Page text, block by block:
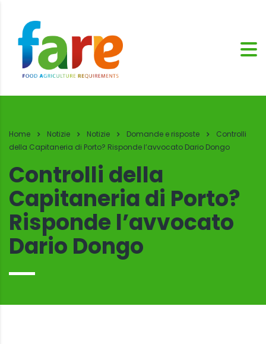
Home Notizie Notizie Domande e risposte
Controlli
della Capitaneria di Porto? Risponde l’avvocato Dario Dongo
Controlli della
Capitaneria di Porto?
Risponde l’avvocato
Dario Dongo